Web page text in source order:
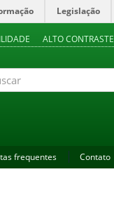
Legislação
ALTO CONTRASTE
frequentes Contato